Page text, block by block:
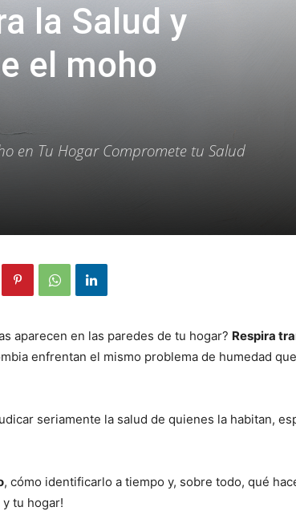
la Salud y
el moho
en Tu Hogar Compromete tu Salud
aparecen en las paredes de tu hogar? Respira
enfrentan el mismo problema de humedad
seriamente la salud de quienes la habitan,
, cómo identificarlo a tiempo y, sobre todo, qué
tu hogar!